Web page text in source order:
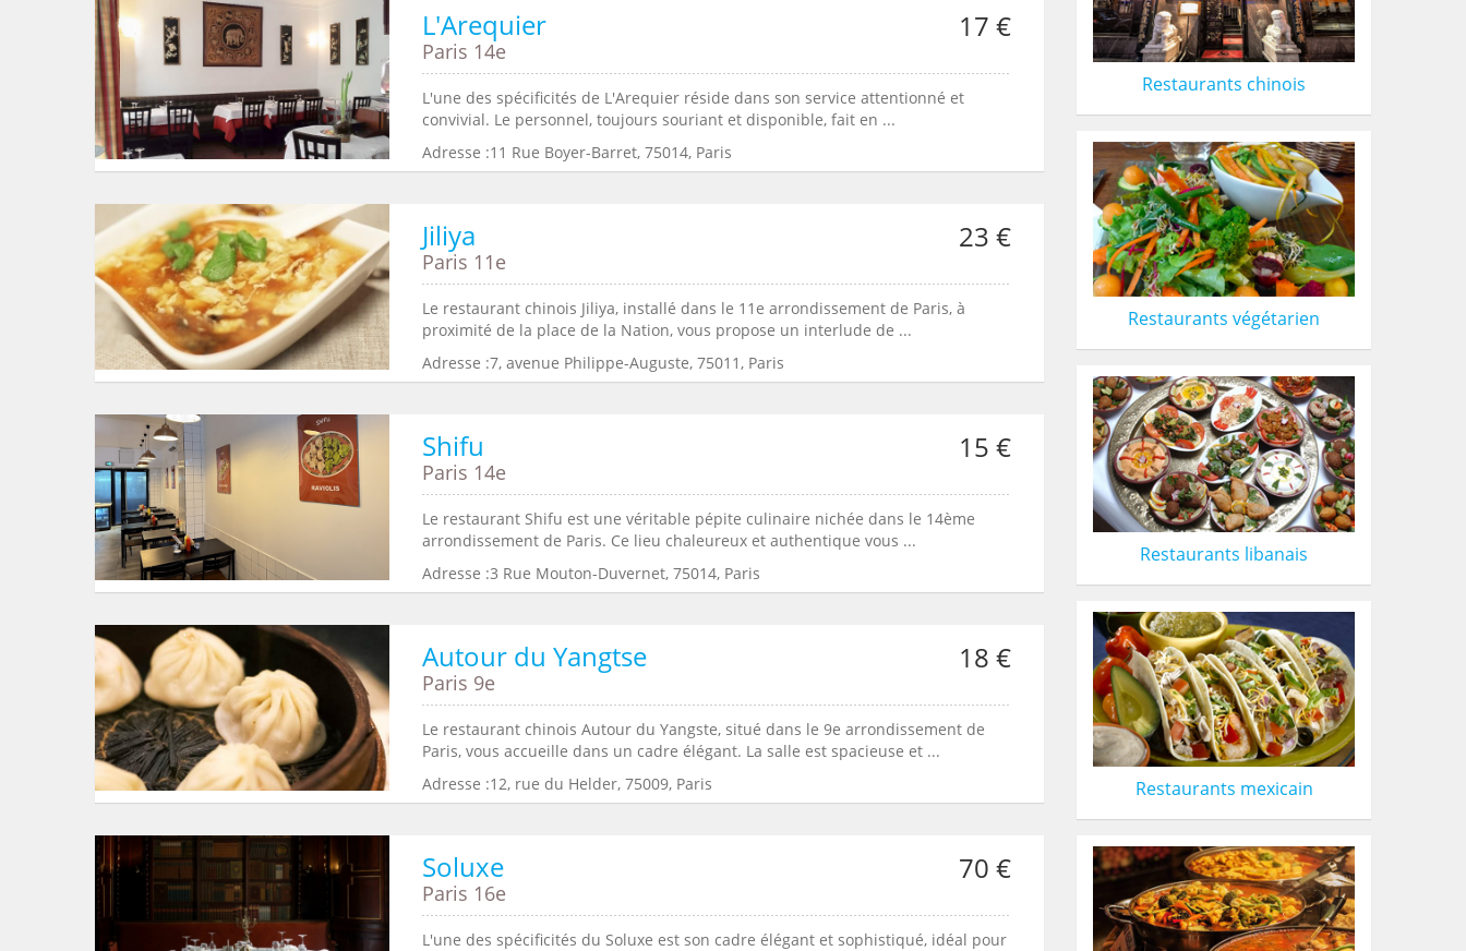
L'Arequier 17 €
Paris 14e
L'une des spécificités de L'Arequier réside dans son service attentionné et
convivial. Le personnel, toujours souriant et disponible, fait en ...
Adresse :11 Rue Boyer-Barret, 75014, Paris
Jiliya 23 €
Paris 11e
Le restaurant chinois Jiliya, installé dans le 11e arrondissement de Paris, à
proximité de la place de la Nation, vous propose un interlude de ...
Adresse :7, avenue Philippe-Auguste, 75011, Paris
Shifu 15 €
Paris 14e
Le restaurant Shifu est une véritable pépite culinaire nichée dans le 14ème
arrondissement de Paris. Ce lieu chaleureux et authentique vous ...
Adresse :3 Rue Mouton-Duvernet, 75014, Paris
Autour du Yangtse 18 €
Paris 9e
Le restaurant chinois Autour du Yangste, situé dans le 9e arrondissement de
Paris, vous accueille dans un cadre élégant. La salle est spacieuse et ...
Adresse :12, rue du Helder, 75009, Paris
Soluxe 70 €
Paris 16e
L'une des spécificités du Soluxe est son cadre élégant et sophistiqué, idéal pour
Restaurants chinois
Restaurants végétarien
Restaurants libanais
Restaurants mexicain